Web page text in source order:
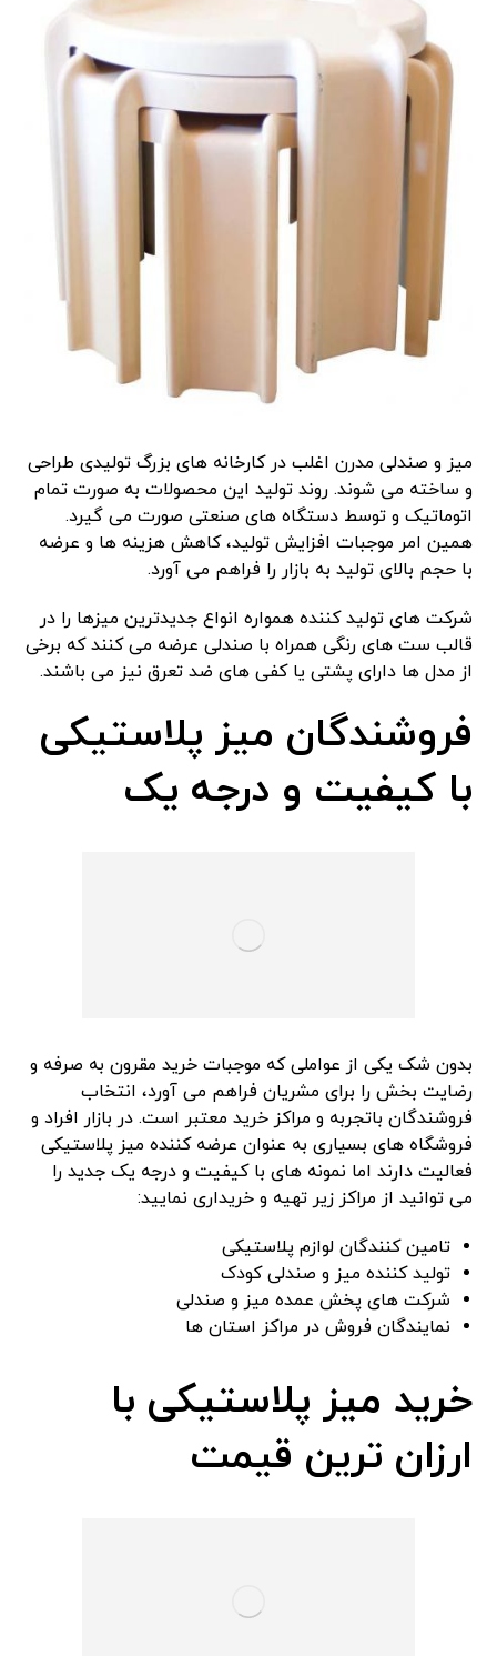
میز و صندلی مدرن اغلب در کارخانه های بزرگ تولیدی طراحی
و ساخته می شوند. روند تولید این محصولات به صورت تمام
اتوماتیک و توسط دستگاه های صنعتی صورت می گیرد.
همین امر موجبات افزایش تولید، کاهش هزینه ها و عرضه
با حجم بالای تولید به بازار را فراهم می آورد.
شرکت های تولید کننده همواره انواع جدیدترین میزها را در
قالب ست های رنگی همراه با صندلی عرضه می کنند که برخی
از مدل ها دارای پشتی یا کفی های ضد تعرق نیز می باشند.
فروشندگان میز پلاستیکی
با کیفیت و درجه یک
بدون شک یکی از عواملی که موجبات خرید مقرون به صرفه و
رضایت بخش را برای مشریان فراهم می آورد، انتخاب
فروشندگان باتجربه و مراکز خرید معتبر است. در بازار افراد و
فروشگاه های بسیاری به عنوان عرضه کننده میز پلاستیکی
فعالیت دارند اما نمونه های با کیفیت و درجه یک جدید را
می توانید از مراکز زیر تهیه و خریداری نمایید:
تامین کنندگان لوازم پلاستیکی
تولید کننده میز و صندلی کودک
شرکت های پخش عمده میز و صندلی
نمایندگان فروش در مراکز استان ها
خرید میز پلاستیکی با
ارزان ترین قیمت